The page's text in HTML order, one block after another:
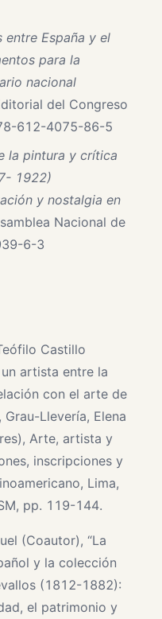
España y el
para la
nacional
del Congreso
612-4075-86-5
la pintura y crítica
1922)
y nostalgia en
Nacional de
6-3
Castillo
artista entre la
con el arte de
Grau-Llevería, Elena
Arte, artista y
inscripciones y
Lima,
pp. 119-144.
(Coautor), “La
y la colección
(1812-1882):
el patrimonio y